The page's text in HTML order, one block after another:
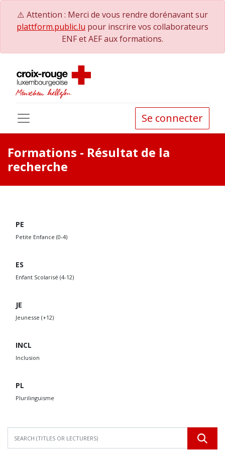
⚠️ Attention : Merci de vous rendre dorénavant sur
plattform.public.lu pour inscrire vos collaborateurs
ENF et AEF aux formations.
Se connecter
Formations - Résultat de la
recherche
PE
Petite Enfance (0-4)
ES
Enfant Scolarisé (4-12)
JE
Jeunesse (+12)
INCL
Inclusion
PL
Plurilinguisme